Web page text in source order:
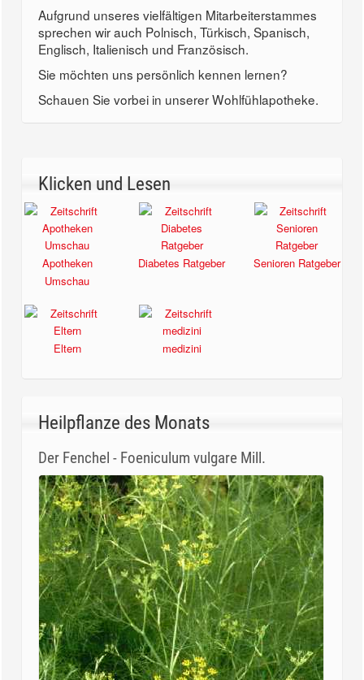
Aufgrund unseres vielfältigen Mitarbeiterstammes
sprechen wir auch Polnisch, Türkisch, Spanisch,
Englisch, Italienisch und Französisch.
Sie möchten uns persönlich kennen lernen?
Schauen Sie vorbei in unserer Wohlfühlapotheke.
Klicken und Lesen
Apotheken
Umschau
Diabetes Ratgeber Senioren Ratgeber
Eltern medizini
Heilpflanze des Monats
Der Fenchel - Foeniculum vulgare Mill.